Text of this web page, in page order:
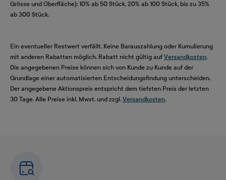
Grösse und Oberfläche): 10% ab 50 Stück, 20% ab 100 Stück, bis zu 35%
ab 300 Stück.
Ein eventueller Restwert verfällt. Keine Barauszahlung oder Kumulierung
mit anderen Rabatten möglich. Rabatt nicht gültig auf Versandkosten.
Die angegebenen Preise können sich von Kunde zu Kunde auf der
Grundlage einer automatisierten Entscheidungsfindung unterscheiden.
Der angegebene Aktionspreis entspricht dem tiefsten Preis der letzten
30 Tage. Alle Preise inkl. Mwst. und zzgl. Versandkosten.